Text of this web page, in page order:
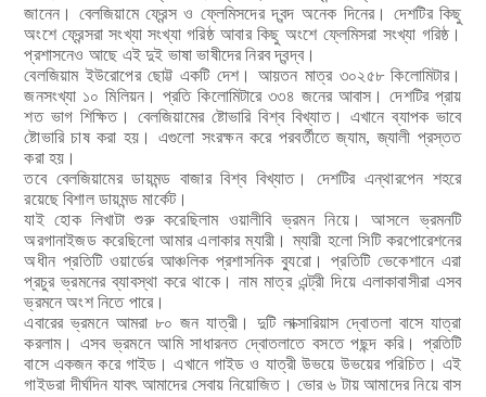
জানেন। বেলজিয়ামে ফ্রেন্স ও ফ্লেমিসদের দ্বন্দ অনেক দিনের। দেশটির কিছু
অংশে ফ্রেন্সরা সংখ্যা সংখ্যা গরিষ্ঠ আবার কিছু অংশে ফ্লেমিসরা সংখ্যা গরিষ্ঠ।
প্রশাসনেও আছে এই দুই ভাষা ভাষীদের নিরব দ্বন্দ্ব।
বেলজিয়াম ইউরোপের ছোট্ট একটি দেশ। আয়তন মাত্র ৩০২৫৮ কিলোমিটার।
জনসংখ্যা ১০ মিলিয়ন। প্রতি কিলোমিটারে ৩৩৪ জনের আবাস। দেশটির প্রায়
শত ভাগ শিক্ষিত। বেলজিয়ামের ষ্টোভারি বিশ্ব বিখ্যাত। এখানে ব্যাপক ভাবে
ষ্টোভারি চাষ করা হয়। এগুলো সংরক্ষন করে পরবর্তীতে জ্যাম, জ্যালী প্রস্তত
করা হয়।
তবে বেলজিয়ামের ডায়মন্ড বাজার বিশ্ব বিখ্যাত। দেশটির এন্থারপেন শহরে
রয়েছে বিশাল ডায়মন্ড মার্কেট।
যাই হোক লিখাটা শুরু করেছিলাম ওয়ালীবি ভ্রমন নিয়ে। আসলে ভ্রমনটি
অরগানাইজড করেছিলো আমার এলাকার ম্যারী। ম্যারী হলো সিটি করপোরেশনের
অধীন প্রতিটি ওয়ার্ডের আঞ্চলিক প্রশাসনিক ব্যুরো। প্রতিটি ভেকেশানে এরা
প্রচুর ভ্রমনের ব্যাবস্থা করে থাকে। নাম মাত্র এন্ট্রী দিয়ে এলাকাবাসীরা এসব
ভ্রমনে অংশ নিতে পারে।
এবারের ভ্রমনে আমরা ৮০ জন যাত্রী।দুটি লাক্সারিয়াস দ্বোতলা বাসে যাত্রা
করলাম। এসব ভ্রমনে আমি সাধারনত দ্বোতলাতে বসতে পছন্দ করি। প্রতিটি
বাসে একজন করে গাইড। এখানে গাইড ও যাত্রী উভয়ে উভয়ের পরিচিত। এই
গাইডরা দীর্ঘদিন যাবৎ আমাদের সেবায় নিয়োজিত। ভোর ৬ টায় আমাদের নিয়ে বাস